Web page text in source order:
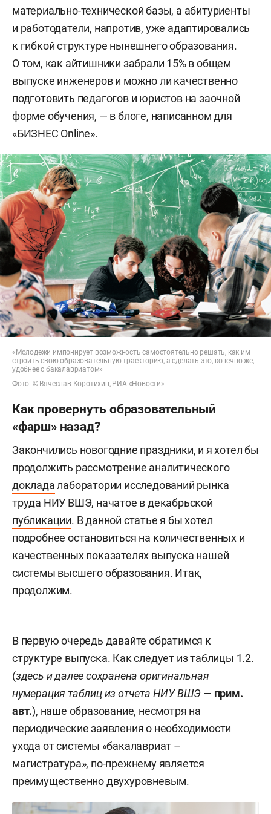
материально-технической базы, а абитуриенты
и работодатели, напротив, уже адаптировались
к гибкой структуре нынешнего образования.
О том, как айтишники забрали 15% в общем
выпуске инженеров и можно ли качественно
подготовить педагогов и юристов на заочной
форме обучения, — в блоге, написанном для
«БИЗНЕС Online».
«Молодежи импонирует возможность самостоятельно решать, как им
строить свою образовательную траекторию, а сделать это, конечно же,
удобнее с бакалавриатом»
Фото: © Вячеслав Коротихин, РИА «Новости»
Как провернуть образовательный
«фарш» назад?
Закончились новогодние праздники, и я хотел бы
продолжить рассмотрение аналитического
докладалаборатории исследований рынка
труда НИУ ВШЭ, начатое в декабрьской
публикации. В данной статье я бы хотел
подробнее остановиться на количественных и
качественных показателях выпуска нашей
системы высшего образования. Итак,
продолжим.
В первую очередь давайте обратимся к
структуре выпуска. Как следует из таблицы 1.2.
(здесь и далее сохранена оригинальная
нумерация таблиц из отчета НИУ ВШЭ — прим.
авт.), наше образование, несмотря на
периодические заявления о необходимости
ухода от системы «бакалавриат –
магистратура», по-прежнему является
преимущественно двухуровневым.